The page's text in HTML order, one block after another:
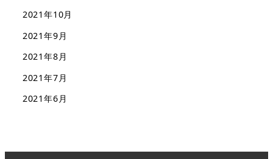
2021年10月
2021年9月
2021年8月
2021年7月
2021年6月